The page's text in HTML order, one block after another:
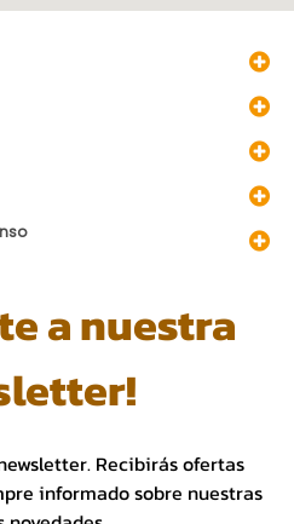
a nuestra
Recibirás ofertas
informado sobre nuestras